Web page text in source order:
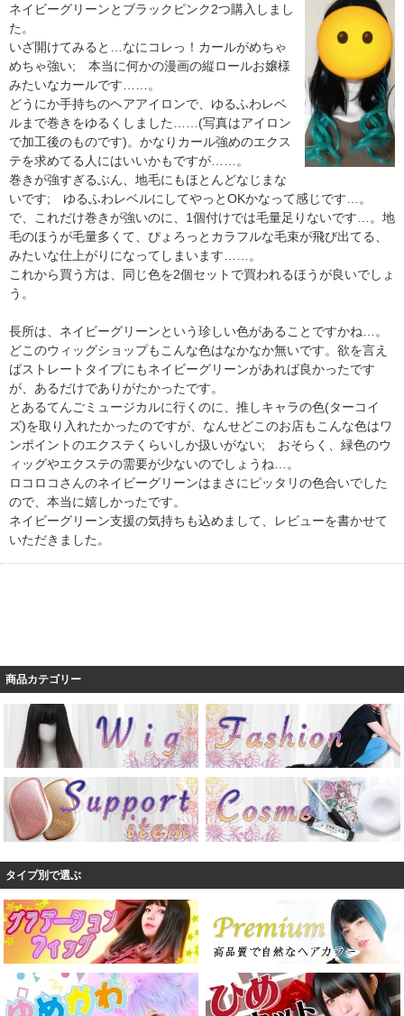
ネイビーグリーンとブラックピンク2つ購入しまし
た。
いざ開けてみると…なにコレっ！カールがめちゃ
めちゃ強い; 本当に何かの漫画の縦ロールお嬢様
みたいなカールです……。
どうにか手持ちのヘアアイロンで、ゆるふわレベ
ルまで巻きをゆるくしました……(写真はアイロン
で加工後のものです)。かなりカール強めのエクス
テを求めてる人にはいいかもですが……。
巻きが強すぎるぶん、地毛にもほとんどなじまな
いです; ゆるふわレベルにしてやっとOKかなって感じです…。
で、これだけ巻きが強いのに、1個付けでは毛量足りないです…。地
毛のほうが毛量多くて、ぴょろっとカラフルな毛束が飛び出てる、
みたいな仕上がりになってしまいます……。
これから買う方は、同じ色を2個セットで買われるほうが良いでしょ
う。
長所は、ネイビーグリーンという珍しい色があることですかね…。
どこのウィッグショップもこんな色はなかなか無いです。欲を言え
ばストレートタイプにもネイビーグリーンがあれば良かったです
が、あるだけでありがたかったです。
とあるてんごミュージカルに行くのに、推しキャラの色(ターコイ
ズ)を取り入れたかったのですが、なんせどこのお店もこんな色はワ
ンポイントのエクステくらいしか扱いがない; おそらく、緑色のウ
ィッグやエクステの需要が少ないのでしょうね…。
ロコロコさんのネイビーグリーンはまさにピッタリの色合いでした
ので、本当に嬉しかったです。
ネイビーグリーン支援の気持ちも込めまして、レビューを書かせて
いただきました。
商品カテゴリー
タイプ別で選ぶ